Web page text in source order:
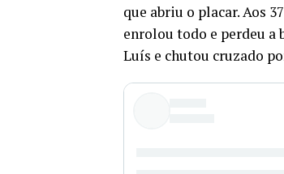
que abriu o placar. Aos
enrolou todo e perdeu a
Luís e chutou cruzado